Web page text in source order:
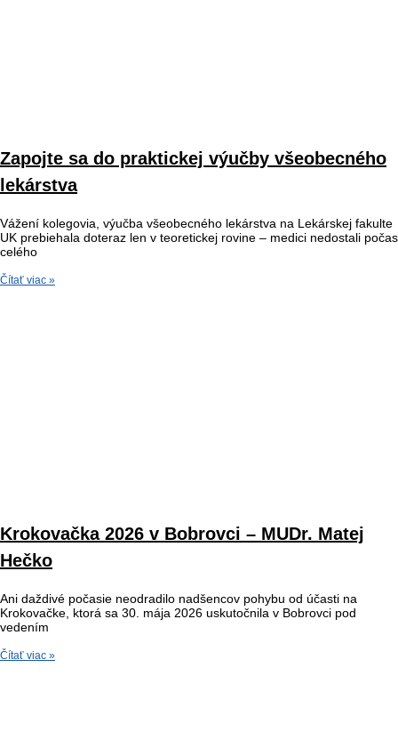
Zapojte sa do praktickej výučby všeobecného
lekárstva
Vážení kolegovia, výučba všeobecného lekárstva na Lekárskej fakulte
UK prebiehala doteraz len v teoretickej rovine – medici nedostali počas
celého
Čítať viac »
Krokovačka 2026 v Bobrovci – MUDr. Matej
Hečko
Ani daždivé počasie neodradilo nadšencov pohybu od účasti na
Krokovačke, ktorá sa 30. mája 2026 uskutočnila v Bobrovci pod
vedením
Čítať viac »